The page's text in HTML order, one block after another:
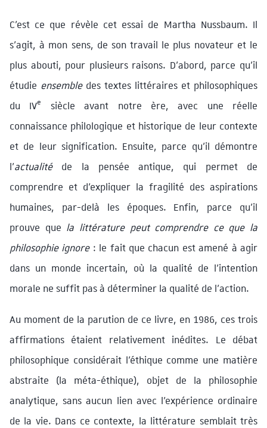
C’est ce que révèle cet essai de Martha Nussbaum. Il
s’agit, à mon sens, de son travail le plus novateur et le
plus abouti, pour plusieurs raisons. D’abord, parce qu’il
étudie ensembledes textes littéraires et philosophiques
du IVe
siècle avant notre ère, avec une réelle
connaissance philologique et historique de leur contexte
et de leur signification. Ensuite, parce qu’il démontre
l’actualitéde la pensée antique, qui permet de
comprendre et d’expliquer la fragilité des aspirations
humaines, par-delà les époques. Enfin, parce qu’il
prouve que la littérature peut comprendre ce que la
philosophie ignore: le fait que chacun est amené à agir
dans un monde incertain, où la qualité de l’intention
morale ne suffit pas à déterminer la qualité de l’action.
Au moment de la parution de ce livre, en 1986, ces trois
affirmations étaient relativement inédites. Le débat
philosophique considérait l’éthique comme une matière
abstraite (la méta-éthique), objet de la philosophie
analytique, sans aucun lien avec l’expérience ordinaire
de la vie. Dans ce contexte, la littérature semblait très